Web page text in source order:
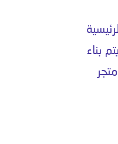
بناء
متجر